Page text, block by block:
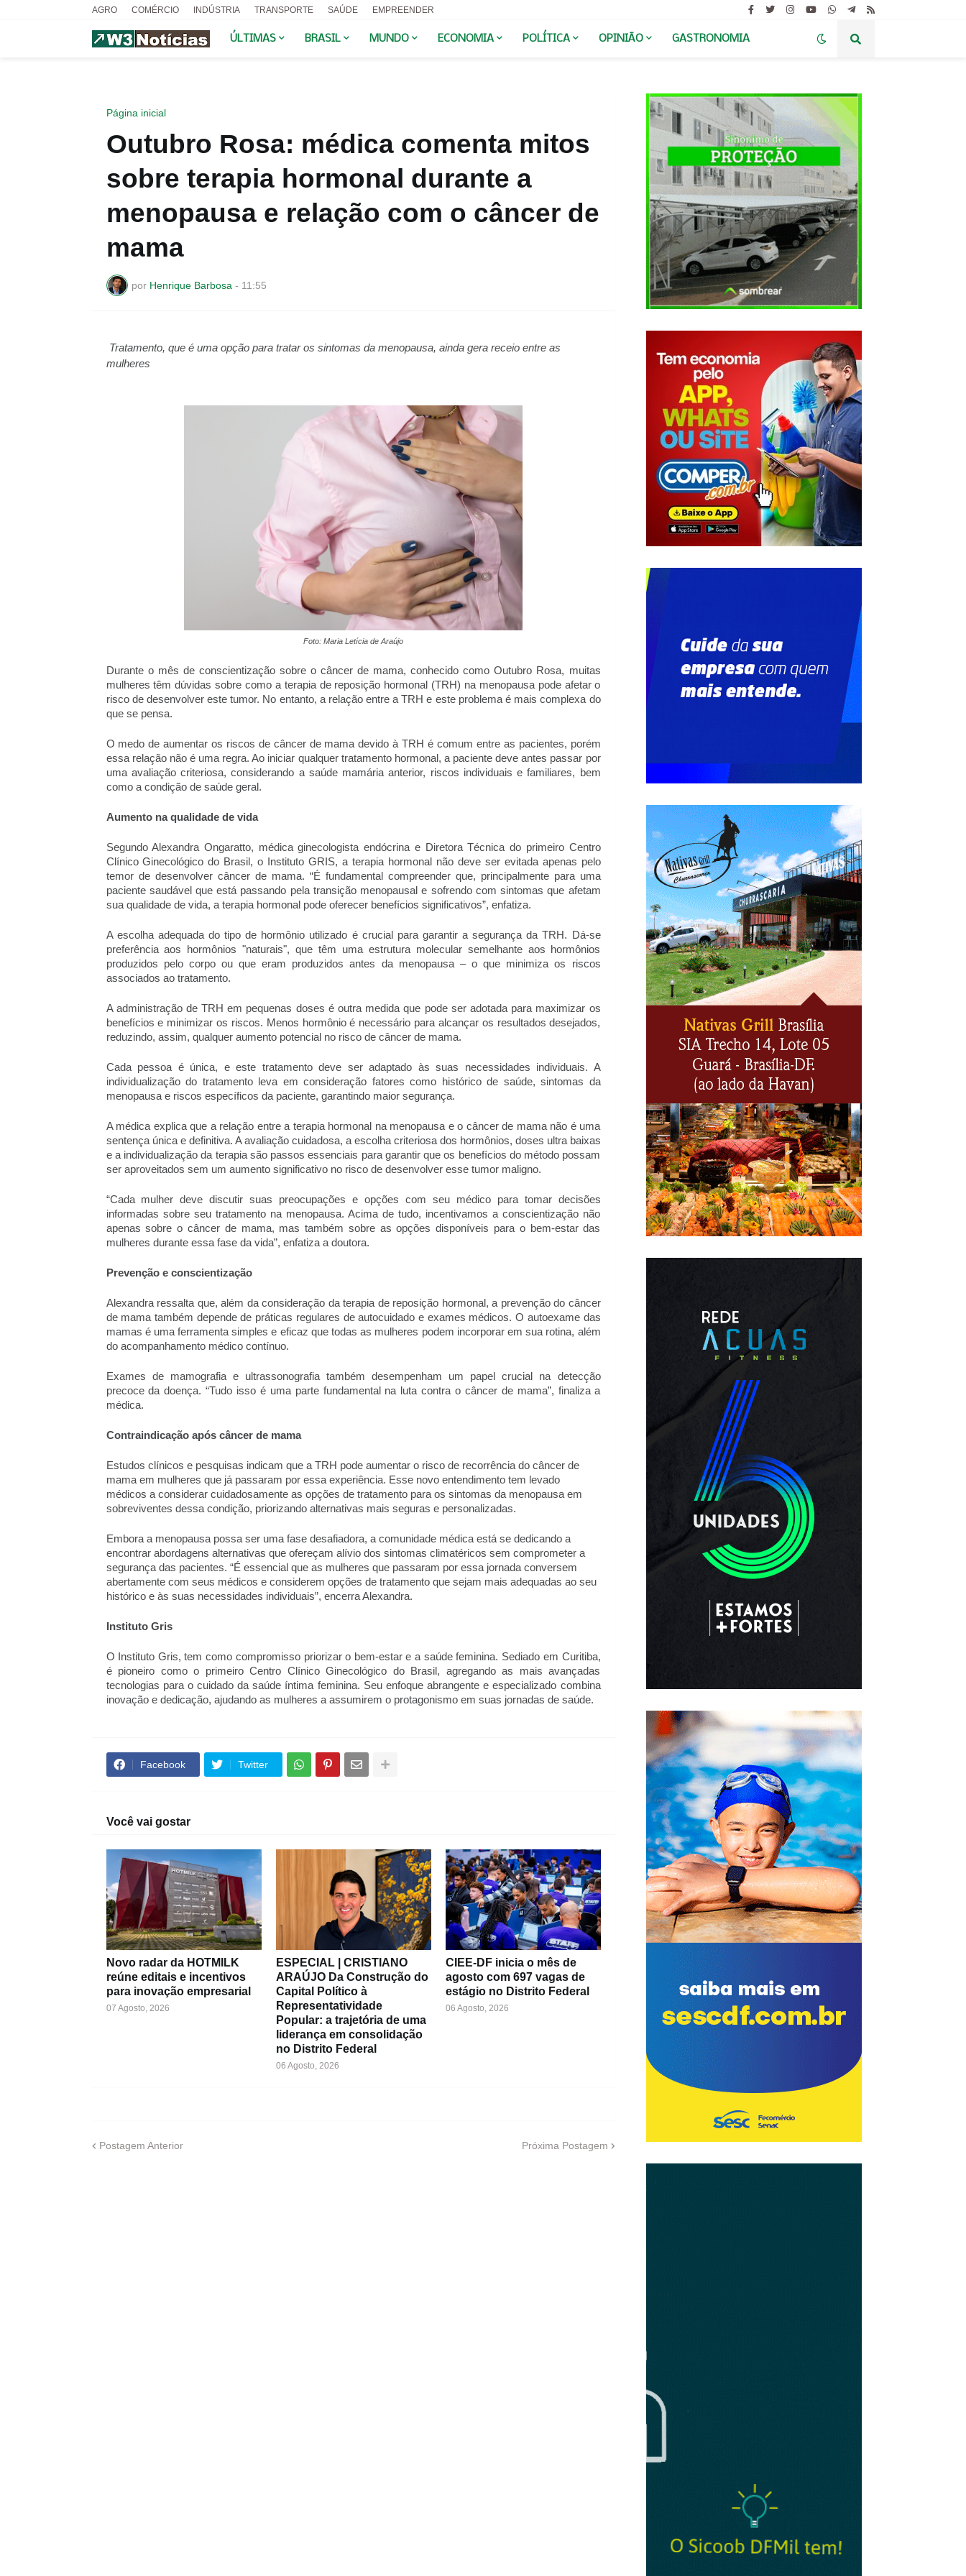
AGRO COMÉRCIO INDÚSTRIA TRANSPORTE SAÚDE EMPREENDER
ÚLTIMAS BRASIL MUNDO ECONOMIA POLÍTICA OPINIÃO GASTRONOMIA
Página inicial
Outubro Rosa: médica comenta mitos
sobre terapia hormonal durante a
menopausa e relação com o câncer de
mama
por Henrique Barbosa - 11:55
Tratamento, que é uma opção para tratar os sintomas da menopausa, ainda gera receio entre as
mulheres
Foto: Maria Letícia de Araújo
Durante o mês de conscientização sobre o câncer de mama, conhecido como Outubro Rosa, muitas
mulheres têm dúvidas sobre como a terapia de reposição hormonal (TRH) na menopausa pode afetar o
risco de desenvolver este tumor. No entanto, a relação entre a TRH e este problema é mais complexa do
que se pensa.
O medo de aumentar os riscos de câncer de mama devido à TRH é comum entre as pacientes, porém
essa relação não é uma regra. Ao iniciar qualquer tratamento hormonal, a paciente deve antes passar por
uma avaliação criteriosa, considerando a saúde mamária anterior, riscos individuais e familiares, bem
como a condição de saúde geral.
Aumento na qualidade de vida
Segundo Alexandra Ongaratto, médica ginecologista endócrina e Diretora Técnica do primeiro Centro
Clínico Ginecológico do Brasil, o Instituto GRIS, a terapia hormonal não deve ser evitada apenas pelo
temor de desenvolver câncer de mama. “É fundamental compreender que, principalmente para uma
paciente saudável que está passando pela transição menopausal e sofrendo com sintomas que afetam
sua qualidade de vida, a terapia hormonal pode oferecer benefícios significativos”, enfatiza.
A escolha adequada do tipo de hormônio utilizado é crucial para garantir a segurança da TRH. Dá-se
preferência aos hormônios "naturais", que têm uma estrutura molecular semelhante aos hormônios
produzidos pelo corpo ou que eram produzidos antes da menopausa – o que minimiza os riscos
associados ao tratamento.
A administração de TRH em pequenas doses é outra medida que pode ser adotada para maximizar os
benefícios e minimizar os riscos. Menos hormônio é necessário para alcançar os resultados desejados,
reduzindo, assim, qualquer aumento potencial no risco de câncer de mama.
Cada pessoa é única, e este tratamento deve ser adaptado às suas necessidades individuais. A
individualização do tratamento leva em consideração fatores como histórico de saúde, sintomas da
menopausa e riscos específicos da paciente, garantindo maior segurança.
A médica explica que a relação entre a terapia hormonal na menopausa e o câncer de mama não é uma
sentença única e definitiva. A avaliação cuidadosa, a escolha criteriosa dos hormônios, doses ultra baixas
e a individualização da terapia são passos essenciais para garantir que os benefícios do método possam
ser aproveitados sem um aumento significativo no risco de desenvolver esse tumor maligno.
“Cada mulher deve discutir suas preocupações e opções com seu médico para tomar decisões
informadas sobre seu tratamento na menopausa. Acima de tudo, incentivamos a conscientização não
apenas sobre o câncer de mama, mas também sobre as opções disponíveis para o bem-estar das
mulheres durante essa fase da vida”, enfatiza a doutora.
Prevenção e conscientização
Alexandra ressalta que, além da consideração da terapia de reposição hormonal, a prevenção do câncer
de mama também depende de práticas regulares de autocuidado e exames médicos. O autoexame das
mamas é uma ferramenta simples e eficaz que todas as mulheres podem incorporar em sua rotina, além
do acompanhamento médico contínuo.
Exames de mamografia e ultrassonografia também desempenham um papel crucial na detecção
precoce da doença. “Tudo isso é uma parte fundamental na luta contra o câncer de mama”, finaliza a
médica.
Contraindicação após câncer de mama
Estudos clínicos e pesquisas indicam que a TRH pode aumentar o risco de recorrência do câncer de
mama em mulheres que já passaram por essa experiência. Esse novo entendimento tem levado
médicos a considerar cuidadosamente as opções de tratamento para os sintomas da menopausa em
sobreviventes dessa condição, priorizando alternativas mais seguras e personalizadas.
Embora a menopausa possa ser uma fase desafiadora, a comunidade médica está se dedicando a
encontrar abordagens alternativas que ofereçam alívio dos sintomas climatéricos sem comprometer a
segurança das pacientes. “É essencial que as mulheres que passaram por essa jornada conversem
abertamente com seus médicos e considerem opções de tratamento que sejam mais adequadas ao seu
histórico e às suas necessidades individuais”, encerra Alexandra.
Instituto Gris
O Instituto Gris, tem como compromisso priorizar o bem-estar e a saúde feminina. Sediado em Curitiba,
é pioneiro como o primeiro Centro Clínico Ginecológico do Brasil, agregando as mais avançadas
tecnologias para o cuidado da saúde íntima feminina. Seu enfoque abrangente e especializado combina
inovação e dedicação, ajudando as mulheres a assumirem o protagonismo em suas jornadas de saúde.
Facebook Twitter
Você vai gostar
Novo radar da HOTMILK
reúne editais e incentivos
para inovação empresarial
07 Agosto, 2026
ESPECIAL | CRISTIANO
ARAÚJO Da Construção do
Capital Político à
Representatividade
Popular: a trajetória de uma
liderança em consolidação
no Distrito Federal
06 Agosto, 2026
CIEE-DF inicia o mês de
agosto com 697 vagas de
estágio no Distrito Federal
06 Agosto, 2026
Postagem Anterior Próxima Postagem